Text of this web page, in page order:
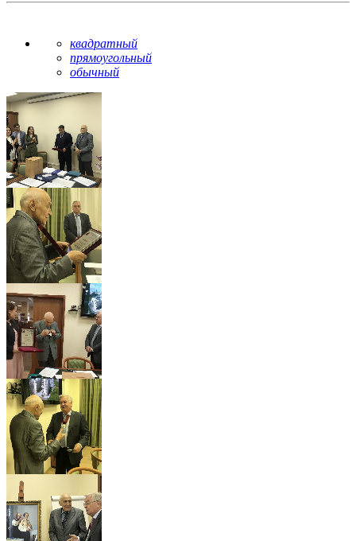
квадратный
прямоугольный
обычный